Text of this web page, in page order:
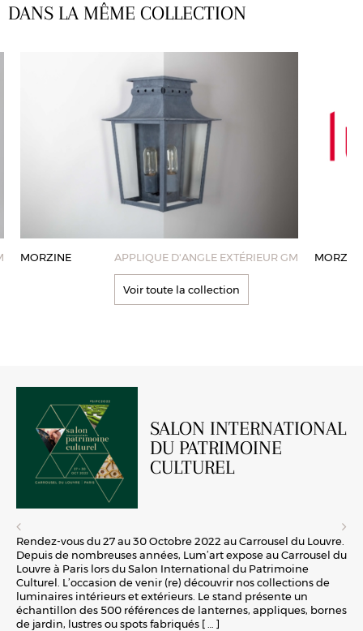
DANS LA MÊME COLLECTION
MORZINE APPLIQUE D'ANGLE EXTÉRIEUR GM
Voir toute la collection
SALON INTERNATIONAL
DU PATRIMOINE
CULTUREL
Rendez-vous du 27 au 30 Octobre 2022 au Carrousel du Louvre.
Depuis de nombreuses années, Lum’art expose au Carrousel du
Louvre à Paris lors du Salon International du Patrimoine
Culturel. L’occasion de venir (re) découvrir nos collections de
luminaires intérieurs et extérieurs. Le stand présente un
échantillon des 500 références de lanternes, appliques, bornes
de jardin, lustres ou spots fabriqués [ … ]